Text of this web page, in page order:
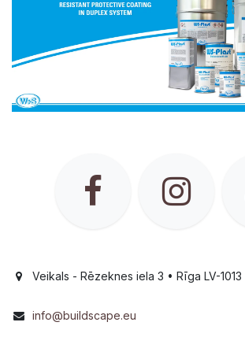
Veikals - Rēzeknes iela 3 • Rīga LV-1013
info@buildscape.eu